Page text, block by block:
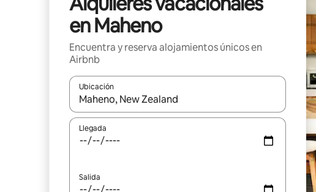
en Maheno
Encuentra y reserva alojamientos únicos en
Airbnb
Ubicación
Cuando los resultados estén disponibles, navega con las
Llegada
Salida